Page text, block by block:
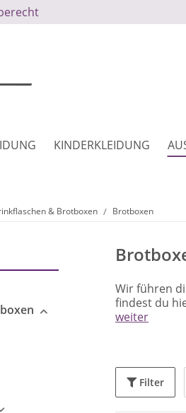
KINDERKLEIDUNG
& Brotboxen Brotboxen
Wir führen
findest du
weiter
Filter